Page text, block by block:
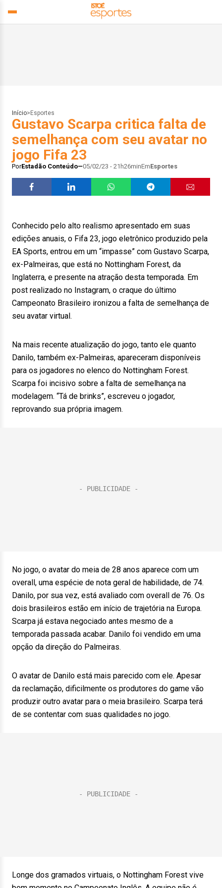
Início> Esportes
Gustavo Scarpa critica falta de
semelhança com seu avatar no
jogo Fifa 23
PorEstadão Conteúdo 05/02/23 - 21h26minEmEsportes
Conhecido pelo alto realismo apresentado em suas
edições anuais, o Fifa 23, jogo eletrônico produzido pela
EA Sports, entrou em um “impasse” com Gustavo Scarpa,
ex-Palmeiras, que está no Nottingham Forest, da
Inglaterra, e presente na atração desta temporada. Em
post realizado no Instagram, o craque do último
Campeonato Brasileiro ironizou a falta de semelhança de
seu avatar virtual.
Na mais recente atualização do jogo, tanto ele quanto
Danilo, também ex-Palmeiras, apareceram disponíveis
para os jogadores no elenco do Nottingham Forest.
Scarpa foi incisivo sobre a falta de semelhança na
modelagem. “Tá de brinks”, escreveu o jogador,
reprovando sua própria imagem.
No jogo, o avatar do meia de 28 anos aparece com um
overall, uma espécie de nota geral de habilidade, de 74.
Danilo, por sua vez, está avaliado com overall de 76. Os
dois brasileiros estão em início de trajetória na Europa.
Scarpa já estava negociado antes mesmo de a
temporada passada acabar. Danilo foi vendido em uma
opção da direção do Palmeiras.
O avatar de Danilo está mais parecido com ele. Apesar
da reclamação, dificilmente os produtores do game vão
produzir outro avatar para o meia brasileiro. Scarpa terá
de se contentar com suas qualidades no jogo.
Longe dos gramados virtuais, o Nottingham Forest vive